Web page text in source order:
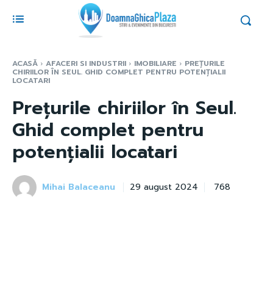
ACASĂ AFACERI SI INDUSTRII IMOBILIARE PREȚURILE
CHIRIILOR ÎN SEUL. GHID COMPLET PENTRU POTENȚIALII
LOCATARI
Prețurile chiriilor în Seul.
Ghid complet pentru
potențialii locatari
Mihai Balaceanu 29 august 2024 768